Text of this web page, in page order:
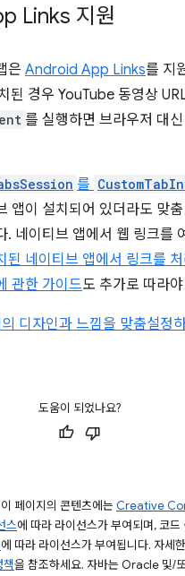
Links 지원
은 Android App Links를 지
된 경우 YouTube 동영상
를 실행하면 브라우저 대
를
앱이 설치되어 있더라도 맞
. 네이티브 앱에서 웹 링크를
된 네이티브 앱에서 링크를
관한 가이드도 추가로 따라
디자인과 느낌을 맞춤설정
도움이 되었나요?
페이지의 콘텐츠에는 Creative
스에 따라 라이선스가 부여되며, 코드
에 따라 라이선스가 부여됩니다. 자세
을 참조하세요. 자바는 Oracle 및/